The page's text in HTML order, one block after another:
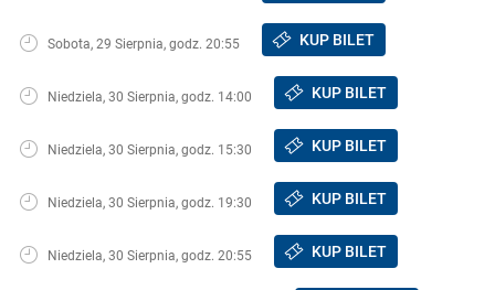
Sobota, 29 Sierpnia, godz. 20:55 KUP BILET
Niedziela, 30 Sierpnia, godz. 14:00 KUP BILET
Niedziela, 30 Sierpnia, godz. 15:30 KUP BILET
Niedziela, 30 Sierpnia, godz. 19:30 KUP BILET
Niedziela, 30 Sierpnia, godz. 20:55 KUP BILET